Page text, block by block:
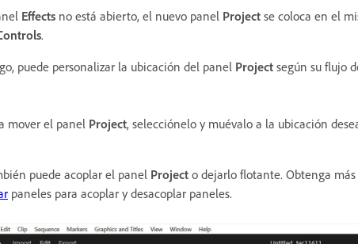
Effects no está abierto, el nuevo panel Project se coloca en el
.
puede personalizar la ubicación del panel Project según su flujo
mover el panel Project, selecciónelo y muévalo a la ubicación
puede acoplar el panel Project o dejarlo flotante. Obtenga
paneles para acoplar y desacoplar paneles.